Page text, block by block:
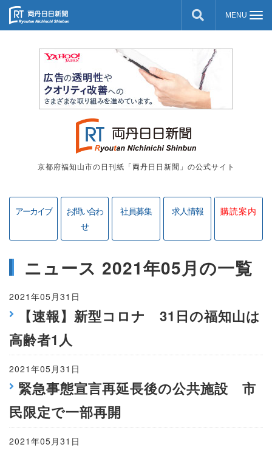
京都府福知山市の日刊紙「両丹日日新聞」の公式サイト
アーカイブ
お問い合わ
せ
社員募集 求人情報 購読案内
ニュース 2021年05月の一覧
2021年05月31日
【速報】新型コロナ 31日の福知山は
高齢者1人
2021年05月31日
緊急事態宣言再延長後の公共施設 市
民限定で一部再開
2021年05月31日